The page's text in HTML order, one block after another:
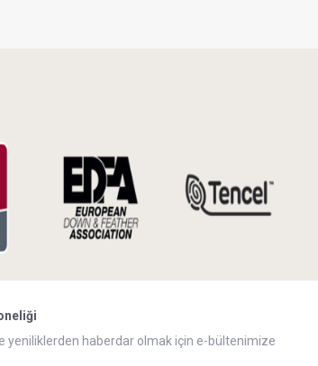
yeniliklerden haberdar olmak için e-bültenimize